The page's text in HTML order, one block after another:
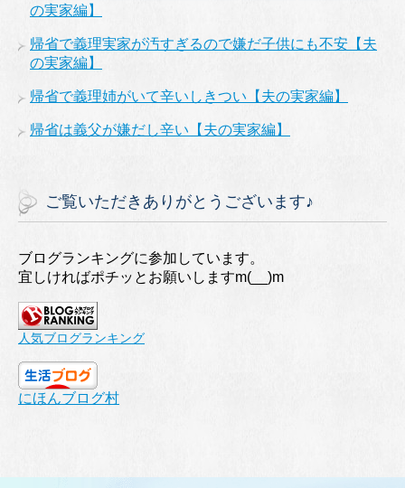
の実家編】
帰省で義理実家が汚すぎるので嫌だ子供にも不安【夫
の実家編】
帰省で義理姉がいて辛いしきつい【夫の実家編】
帰省は義父が嫌だし辛い【夫の実家編】
ご覧いただきありがとうございます♪
ブログランキングに参加しています。
宜しければポチッとお願いしますm(__)m
人気ブログランキング
にほんブログ村